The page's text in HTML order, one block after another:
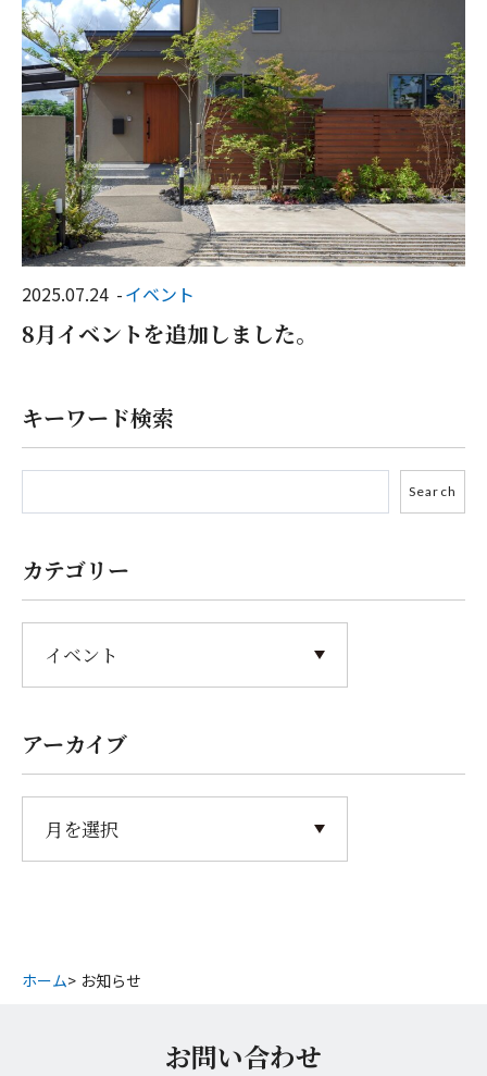
2025.07.24 イベント
8月イベントを追加しました。
キーワード検索
カテゴリー
アーカイブ
ホーム お知らせ
お問い合わせ